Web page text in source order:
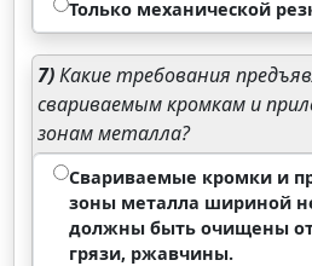
Только механической
7)Какие требования
свариваемым кромкам и
зонам металла?
Свариваемые кромки и
зоны металла шириной
должны быть очищены от
грязи, ржавчины.